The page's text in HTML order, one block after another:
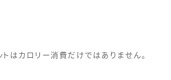
トはカロリー消費だけではありません。